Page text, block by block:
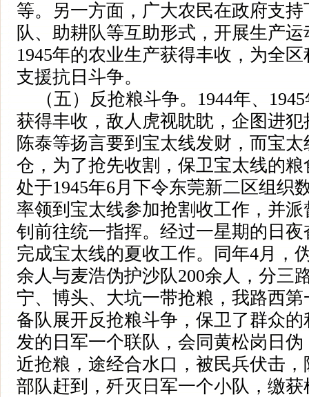
等。另一方面，广大农民在政府支
队、助耕队等互助形式，开展生产运
1945年的农业生产获得丰收，为全
支援抗日斗争。
（五）反抢粮斗争。1944年、
获得丰收，敌人虎视眈眈，企图进
陈泰等扬言要到宝太线发财，而宝
仓，为了抢先收割，保卫宝太线的
处于1945年6月下令东莞新二区组织
率领到宝太线参加抢割收工作，并
钊前往统一指挥。经过一星期的日
完成宝太线的夏收工作。同年4月，
余人与麦浩伪护沙队200余人，分三
宁、博头、大坑一带抢粮，我路西
备队展开反抢粮斗争，保卫了群众
发的日军一个联队，会同黄松岗日
近抢粮，途经合水口，被民兵伏击
部队赶到，歼灭日军一个小队，缴